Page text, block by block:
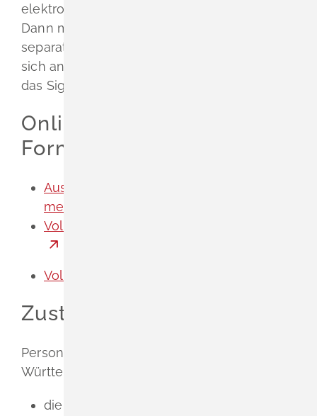
elektronische Signatur?
Dann müssen Sie die Unterschriftsfunktion
separat sperren lassen.
sich an den Anbieter wenden, bei dem Sie
das Signaturzertifikat erworben haben.
Onlineantrag und
Formulare
Ausweis Verlust Wiederauffinden
melden
Vollmacht für Personalausweisabholung
Vollmacht zur Ausweisabholung (PDF)
Zuständige Stelle
Personalausweisbehörden in Baden-
Württemberg sind:
die Gemeinden als Ortspolizeibehörden